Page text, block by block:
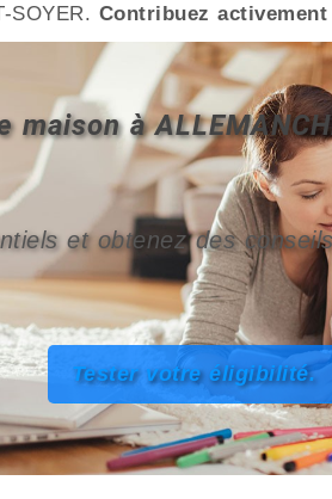
SOYER. Contribuez
à
et obtenez des
Tester votre éligibilité.